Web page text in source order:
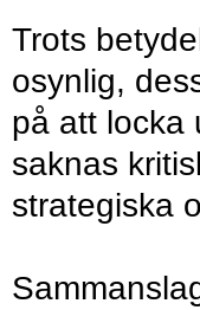
Trots
osynlig,
på att locka
saknas
strategiska